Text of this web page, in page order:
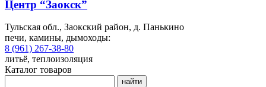
Центр “Заокск”
Тульская обл., Заокский район, д. Панькино
печи, камины, дымоходы:
8 (961) 267-38-80
литьё, теплоизоляция
Каталог товаров
найти